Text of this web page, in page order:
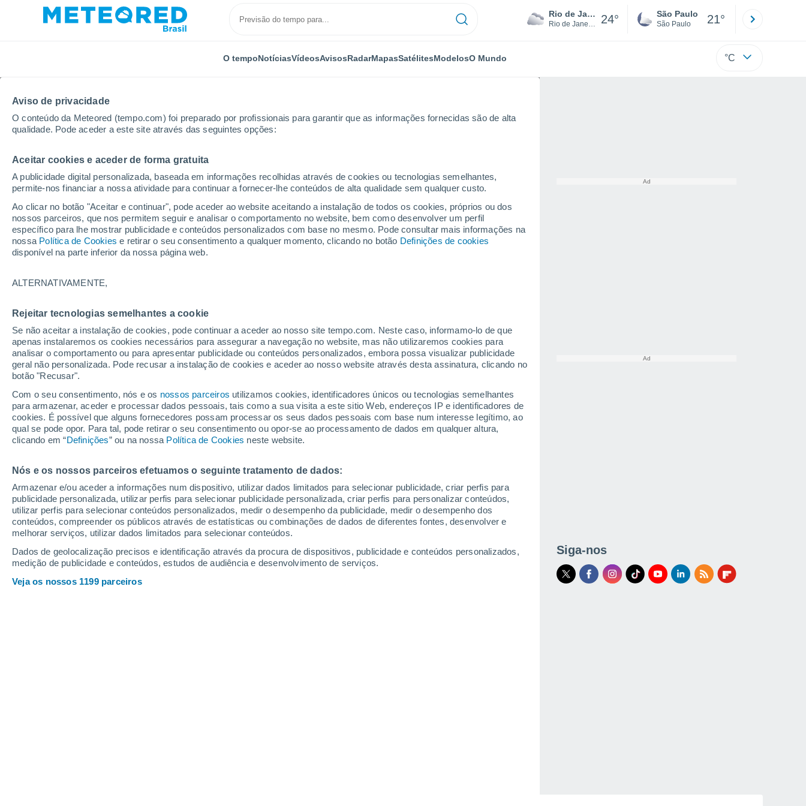
Aviso de privacidade
O conteúdo da Meteored (tempo.com) foi preparado por profissionais para garantir que as informações fornecidas são de alta
qualidade. Pode aceder a este site através das seguintes opções:
Aceitar cookies e aceder de forma gratuita
A publicidade digital personalizada, baseada em informações recolhidas através de cookies ou tecnologias semelhantes,
permite-nos financiar a nossa atividade para continuar a fornecer-lhe conteúdos de alta qualidade sem qualquer custo.
Ao clicar no botão "Aceitar e continuar", pode aceder ao website aceitando a instalação de todos os cookies, próprios ou dos
nossos parceiros, que nos permitem seguir e analisar o comportamento no website, bem como desenvolver um perfil
específico para lhe mostrar publicidade e conteúdos personalizados com base no mesmo. Pode consultar mais informações na
nossa Política de Cookies e retirar o seu consentimento a qualquer momento, clicando no botão Definições de cookies
disponível na parte inferior da nossa página web.
ALTERNATIVAMENTE,
Rejeitar tecnologias semelhantes a cookie
Se não aceitar a instalação de cookies, pode continuar a aceder ao nosso site tempo.com. Neste caso, informamo-lo de que
apenas instalaremos os cookies necessários para assegurar a navegação no website, mas não utilizaremos cookies para
analisar o comportamento ou para apresentar publicidade ou conteúdos personalizados, embora possa visualizar publicidade
geral não personalizada. Pode recusar a instalação de cookies e aceder ao nosso website através desta assinatura, clicando no
botão "Recusar".
Com o seu consentimento, nós e os nossos parceiros utilizamos cookies, identificadores únicos ou tecnologias semelhantes
para armazenar, aceder e processar dados pessoais, tais como a sua visita a este sitio Web, endereços IP e identificadores de
cookies. É possível que alguns fornecedores possam processar os seus dados pessoais com base num interesse legítimo, ao
qual se pode opor. Para tal, pode retirar o seu consentimento ou opor-se ao processamento de dados em qualquer altura,
clicando em “Definições” ou na nossa Política de Cookies neste website.
Nós e os nossos parceiros efetuamos o seguinte tratamento de dados:
Armazenar e/ou aceder a informações num dispositivo, utilizar dados limitados para selecionar publicidade, criar perfis para
publicidade personalizada, utilizar perfis para selecionar publicidade personalizada, criar perfis para personalizar conteúdos,
utilizar perfis para selecionar conteúdos personalizados, medir o desempenho da publicidade, medir o desempenho dos
conteúdos, compreender os públicos através de estatísticas ou combinações de dados de diferentes fontes, desenvolver e
melhorar serviços, utilizar dados limitados para selecionar conteúdos.
Dados de geolocalização precisos e identificação através da procura de dispositivos, publicidade e conteúdos personalizados,
medição de publicidade e conteúdos, estudos de audiência e desenvolvimento de serviços.
Veja os nossos 1199 parceiros
Rio de Janeiro
Rio de Janeiro 24° São Paulo
São Paulo 21°
O tempoNotíciasVídeosAvisosRadarMapasSatélitesModelosO Mundo °C
Início Porto Rico Municipalidade de Trujillo Alto
Previsão do tempo no Município de Trujillo Alto
Hoje, 7 agosto Todo o dia Símbolo
25°
Ciudad
Universitaria
Siga-nos